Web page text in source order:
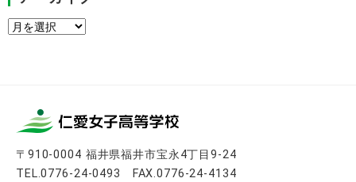
ア
〒910-0004 福井県福井市宝永4丁目9-24
TEL.0776-24-0493 FAX.0776-24-4134